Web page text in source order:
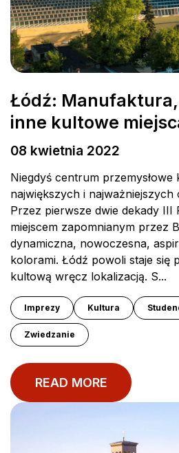
Łódź:
inne kultowe
08 kwietnia 2022
Niegdyś centrum przemysłowe
największych i
Przez pierwsze dwie dekady III
miejscem zapomnianym przez
dynamiczna, nowoczesna,
kolorami. Łódź powoli staje się
kultową wręcz lokalizacją. S...
Imprezy Kultura
Zwiedzanie
READ MORE